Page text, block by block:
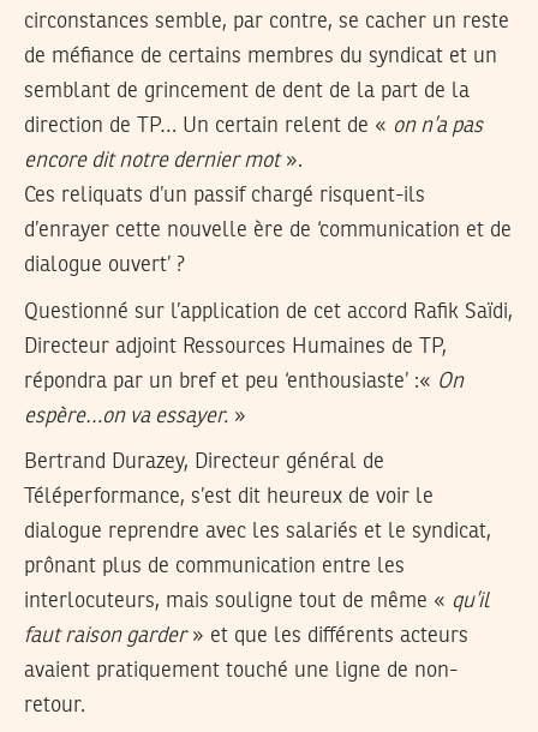
circonstances semble, par contre, se cacher un reste
de méfiance de certains membres du syndicat et un
semblant de grincement de dent de la part de la
direction de TP… Un certain relent de « on n’a pas
encore dit notre dernier mot».
Ces reliquats d’un passif chargé risquent-ils
d’enrayer cette nouvelle ère de ‘communication et de
dialogue ouvert’ ?
Questionné sur l’application de cet accord Rafik Saïdi,
Directeur adjoint Ressources Humaines de TP,
répondra par un bref et peu ‘enthousiaste’ :« On
espère…on va essayer. »
Bertrand Durazey, Directeur général de
Téléperformance, s’est dit heureux de voir le
dialogue reprendre avec les salariés et le syndicat,
prônant plus de communication entre les
interlocuteurs, mais souligne tout de même « qu’il
faut raison garder» et que les différents acteurs
avaient pratiquement touché une ligne de non-
retour.